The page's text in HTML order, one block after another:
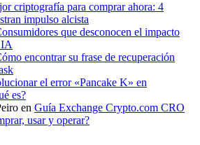
criptografía para comprar ahora: 4
impulso alcista
que desconocen el impacto
encontrar su frase de recuperación
el error «Pancake K» en
es?
en Guía Exchange Crypto.com CRO
usar y operar?